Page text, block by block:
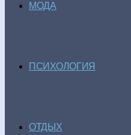
МОДА
ПСИХОЛОГИЯ
ОТДЫХ